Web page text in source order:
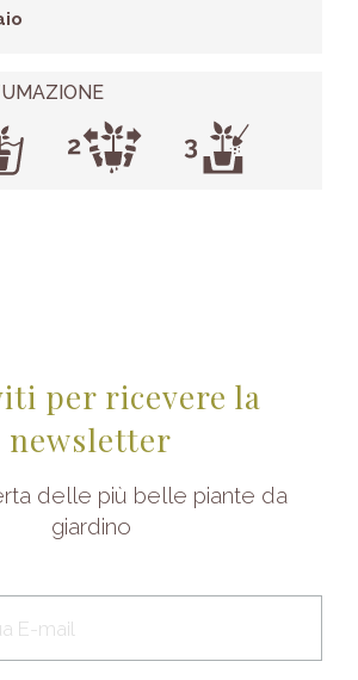
per ricevere la
newsletter
delle più belle piante da
giardino